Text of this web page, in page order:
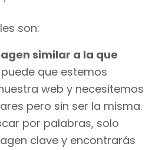
son:
similar a la que
puede que estemos
web y necesitemos
pero sin ser la misma.
por palabras, solo
clave y encontrarás